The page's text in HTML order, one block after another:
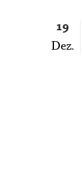
19
Dez.